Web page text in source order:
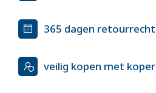
365 dagen retourrecht
veilig kopen met